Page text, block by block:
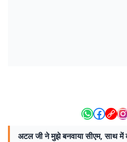
अटल जी ने मुझे बनवाया सीएम, साथ में